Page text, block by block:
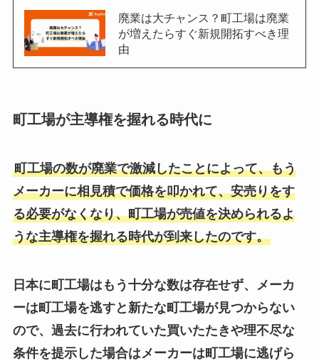
廃業は大チャンス？町工場は廃業
が増えたらすぐ新規開拓すべき理
由
町工場が主導権を握れる時代に
町工場の数が廃業で激減したことによって、もう
メーカーに相見積で価格を叩かれて、安売りをす
る必要がなくなり、町工場が売値を決められるよ
うな主導権を握れる時代が到来したのです。
日本に町工場はもう十分な数は存在せず、メーカ
ーは町工場を逃すと新たな町工場が見つからない
ので、過去に行われていた買いたたきや理不尽な
条件を提示した場合はメーカーは町工場に逃げら